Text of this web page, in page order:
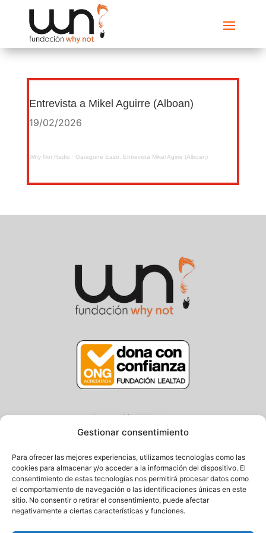
Gestionar consentimiento
Para ofrecer las mejores experiencias, utilizamos tecnologías como las
cookies para almacenar y/o acceder a la información del dispositivo. El
consentimiento de estas tecnologías nos permitirá procesar datos como
el comportamiento de navegación o las identificaciones únicas en este
sitio. No consentir o retirar el consentimiento, puede afectar
negativamente a ciertas características y funciones.
Entrevista a Mikel Aguirre (Alboan)
19/02/2026
Why Not Radio · Garagune Easo, Entrevista Mikel Agirre (Alboan)
Fundación Why Not
Centro/Txoko: Particular de Ategorrieta 3, Gros
20013 Donostia – Gipuzkoa
Tel.: (+34) 943 058 694 / 627 014 791
Email: info@fundacionwhynot.org